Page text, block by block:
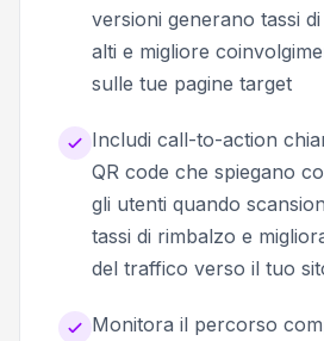
versioni generano tassi
alti e migliore
sulle tue pagine target
Includi call-to-action
QR code che spiegano
gli utenti quando
tassi di rimbalzo e
del traffico verso il tuo
Monitora il percorso